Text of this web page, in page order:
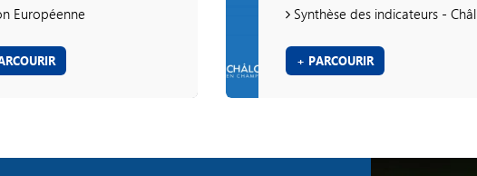
Européenne Synthèse des indicateurs - Châlons 360
+ PARCOURIR